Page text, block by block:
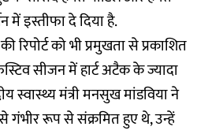
इस्तीफा दे दिया है.
को भी प्रमुखता से प्रकाशित
सीजन में हार्ट अटैक के ज्यादा
स्वास्थ्य मंत्री मनसुख मांडविया ने
गंभीर रूप से संक्रमित हुए थे, उन्हें